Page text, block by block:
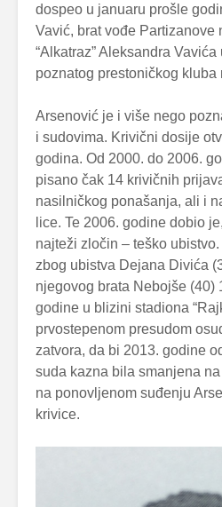
dospeo u januaru prošle
Vavić, brat vođe Partizanove
“Alkatraz” Aleksandra
poznatog prestoničkog kluba
Arsenović je i više nego
i sudovima. Krivični dosije
godina. Od 2000. do 2006.
pisano čak 14 krivičnih
nasilničkog ponašanja, ali i
lice. Te 2006. godine dobio
najteži zločin – teško
zbog ubistva Dejana Divića
njegovog brata Nebojše (40)
godine u blizini stadiona
prvostepenom presudom
zatvora, da bi 2013. godine
suda kazna bila smanjena
na ponovljenom suđenju
krivice.